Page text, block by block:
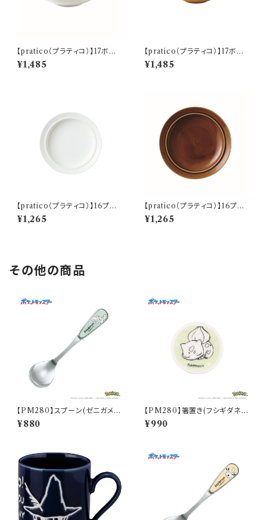
【pratico（プラティコ）】17ボウ
ル（白) O-M24801
¥1,485
【pratico（プラティコ）】17ボウ
ル（キャラメル) O-M24802
¥1,485
【pratico（プラティコ）】16プレ
ート（白) O-M24501
¥1,265
【pratico（プラティコ）】16プレ
ート（キャラメル) O-M24502
¥1,265
その他の商品
【PM280】スプーン(ゼニガメ)
【Daily Sketch】PM283-850
¥880
【PM280】箸置き(フシギダネ)
【Daily Sketch】PM281-402
¥990